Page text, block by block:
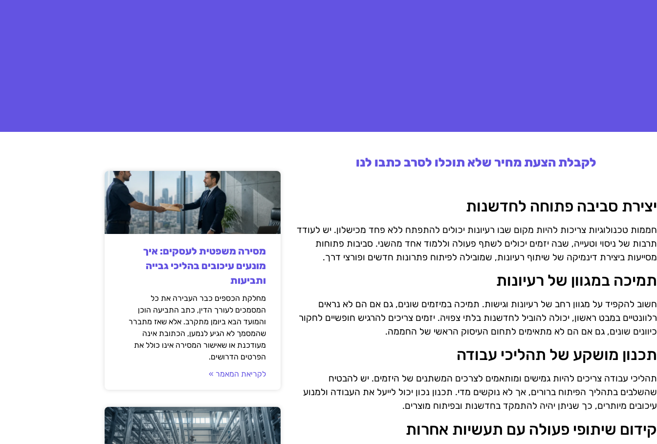
לקבלת הצעת מחיר שלא תוכלו לסרב כתבו לנו
יצירת סביבה פתוחה לחדשנות
חממות טכנולוגיות צריכות להיות מקום שבו רעיונות יכולים להתפתח ללא פחד מכישלון. יש לעודד
תרבות של ניסוי וטעייה, שבה יזמים יכולים לשתף פעולה וללמוד אחד מהשני. סביבות פתוחות
מסייעות ביצירת דינמיקה של שיתוף רעיונות, שמובילה לפיתוח פתרונות חדשים ופורצי דרך.
תמיכה במגוון של רעיונות
חשוב להקפיד על מגוון רחב של רעיונות וגישות. תמיכה במיזמים שונים, גם אם הם לא נראים
רלוונטיים במבט ראשון, יכולה להוביל לחדשנות בלתי צפויה. יזמים צריכים להרגיש חופשיים לחקור
כיוונים שונים, גם אם הם לא מתאימים לתחום העיסוק הראשי של החממה.
תכנון מושקע של תהליכי עבודה
תהליכי עבודה צריכים להיות גמישים ומותאמים לצרכים המשתנים של היזמים. יש להבטיח
שהשלבים בתהליך הפיתוח ברורים, אך לא נוקשים מדי. תכנון נכון יכול לייעל את העבודה ולמנוע
עיכובים מיותרים, כך שניתן יהיה להתמקד בחדשנות ובפיתוח מוצרים.
קידום שיתופי פעולה עם תעשיות אחרות
מסירה משפטית לעסקים: איך
מונעים עיכובים בהליכי גבייה
ותביעות
מחלקת הכספים כבר העבירה את כל
המסמכים לעורך הדין, כתב התביעה הוכן
והמועד הבא ביומן מתקרב. אלא שאז מתברר
שהמסמך לא הגיע לנמען, הכתובת אינה
מעודכנת או שאישור המסירה אינו כולל את
הפרטים הדרושים.
לקריאת המאמר »